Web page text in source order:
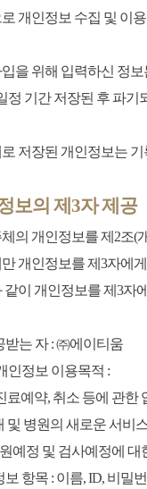
개인정보 수집 및 이
을 위해 입력하신 정
정 기간 저장된 후 파
저장된 개인정보는
보의 제3자 제공
의 개인정보를 제2조(
개인정보를 제3자에
이 개인정보를 제3자
는 자 : ㈜에이티움
인정보 이용목적 :
예약, 취소 등에 관한
병원의 새로운 서비
예정 및 검사예정에 대
항목 : 이름, ID, 비밀